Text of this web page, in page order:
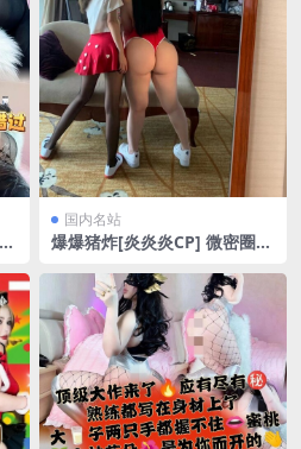
国内名站
爆爆猪炸[炎炎炎CP] 微密圈